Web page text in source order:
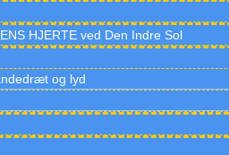
HJERTE ved Den Indre Sol
og lyd